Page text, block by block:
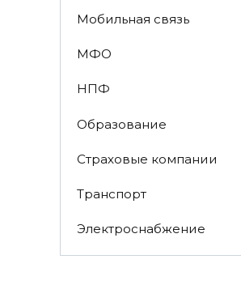
Мобильная связь
МФО
НПФ
Образование
Страховые компании
Транспорт
Электроснабжение